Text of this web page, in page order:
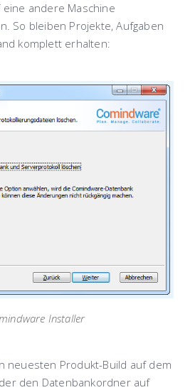
andere Maschine
So bleiben Projekte, Aufgaben
komplett erhalten:
Installer
neuesten Produkt-Build auf dem
den Datenbankordner auf